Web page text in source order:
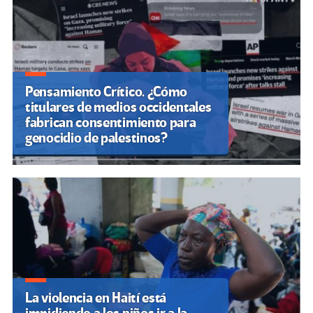
entradas
Pensamiento Crítico. ¿Cómo
titulares de medios occidentales
fabrican consentimiento para
genocidio de palestinos?
La violencia en Haití está